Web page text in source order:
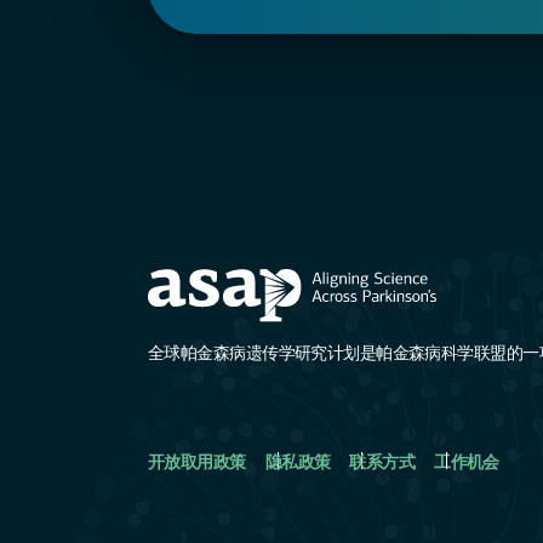
全球帕金森病遗传学研究计划是帕金森病科学联盟的
开放取用政策 隐私政策 联系方式 工作机会